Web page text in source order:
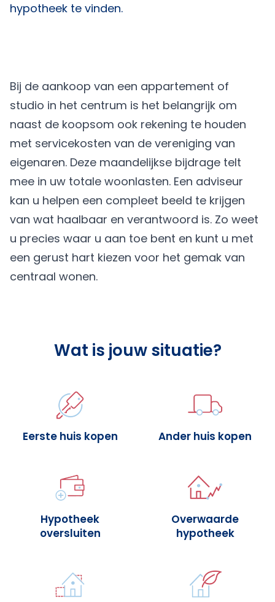
hypotheek te vinden.
Bij de aankoop van een appartement of
studio in het centrum is het belangrijk om
naast de koopsom ook rekening te houden
met servicekosten van de vereniging van
eigenaren. Deze maandelijkse bijdrage telt
mee in uw totale woonlasten. Een adviseur
kan u helpen een compleet beeld te krijgen
van wat haalbaar en verantwoord is. Zo weet
u precies waar u aan toe bent en kunt u met
een gerust hart kiezen voor het gemak van
centraal wonen.
Wat is jouw situatie?
Eerste huis kopen Ander huis kopen
Hypotheek
oversluiten
Overwaarde
hypotheek